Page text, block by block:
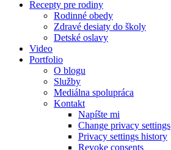
Recepty pre rodiny
Rodinné obedy
Zdravé desiaty do školy
Detské oslavy
Video
Portfolio
O blogu
Služby
Mediálna spolupráca
Kontakt
Napíšte mi
Change privacy settings
Privacy settings history
Revoke consents